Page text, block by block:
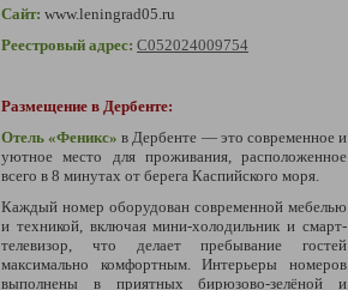
Сайт: www.leningrad05.ru
Реестровый адрес: С052024009754
Размещение в Дербенте:
Отель «Феникс» в Дербенте — это современное и
уютное место для проживания, расположенное
всего в 8 минутах от берега Каспийского моря.
Каждый номер оборудован современной мебелью
и техникой, включая мини-холодильник и смарт-
телевизор, что делает пребывание гостей
максимально комфортным. Интерьеры номеров
выполнены в приятных бирюзово-зелёной и